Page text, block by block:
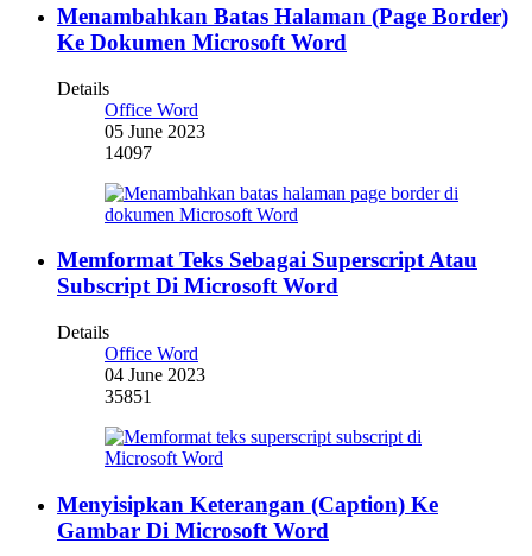
Menambahkan Batas Halaman (Page Border)
Ke Dokumen Microsoft Word
Details
Office Word
05 June 2023
14097
Memformat Teks Sebagai Superscript Atau
Subscript Di Microsoft Word
Details
Office Word
04 June 2023
35851
Menyisipkan Keterangan (Caption) Ke
Gambar Di Microsoft Word